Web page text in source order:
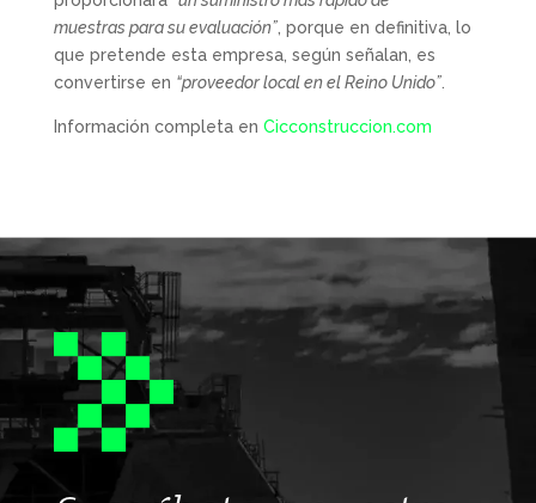
muestras para su evaluación”, porque en definitiva, lo
que pretende esta empresa, según señalan, es
convertirse en “proveedor local en el Reino Unido”.
Información completa en Cicconstruccion.com